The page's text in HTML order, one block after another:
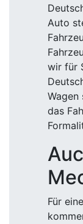
Auto
wir für
Wagen
das
Für